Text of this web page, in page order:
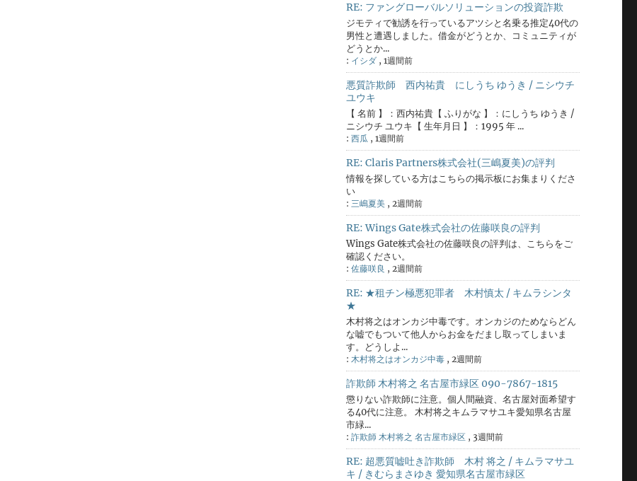
RE: ファングローバルソリューションの投資詐欺
ジモティで勧誘を行っているアツシと名乗る推定40代の
男性と遭遇しました。借金がどうとか、コミュニティが
どうとか...
: イシダ ,1週間前
悪質詐欺師 西内祐貴 にしうち ゆうき / ニシウチ
ユウキ
【 名前 】：西内祐貴【 ふりがな 】：にしうち ゆうき /
ニシウチ ユウキ【 生年月日 】：1995 年 ...
:西瓜 ,1週間前
RE: Claris Partners株式会社(三嶋夏美)の評判
情報を探している方はこちらの掲示板にお集まりくださ
い
:三嶋夏美 ,2週間前
RE: Wings Gate株式会社の佐藤咲良の評判
Wings Gate株式会社の佐藤咲良の評判は、こちらをご
確認ください。
:佐藤咲良 ,2週間前
RE: ★租チン極悪犯罪者 木村慎太 / キムラシンタ
★
木村将之はオンカジ中毒です。オンカジのためならどん
な嘘でもついて他人からお金をだまし取ってしまいま
す。どうしよ...
:木村将之はオンカジ中毒 ,2週間前
詐欺師 木村将之 名古屋市緑区 090-7867-1815
懲りない詐欺師に注意。個人間融資、名古屋対面希望す
る40代に注意。 木村将之キムラマサユキ愛知県名古屋
市緑...
:詐欺師 木村将之 名古屋市緑区 , 3週間前
RE: 超悪質嘘吐き詐欺師 木村 将之 / キムラマサユ
キ / きむらまさゆき 愛知県名古屋市緑区